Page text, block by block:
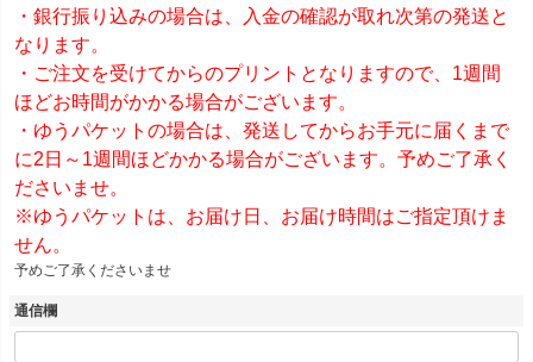
)
・銀行振り込みの場合は、入金の確認が取れ次第の発送と
なります。
・ご注文を受けてからのプリントとなりますので、1週間
ほどお時間がかかる場合がございます。
・ゆうパケットの場合は、発送してからお手元に届くまで
に2日～1週間ほどかかる場合がございます。予めご了承く
ださいませ。
※ゆうパケットは、お届け日、お届け時間はご指定頂けま
せん。
予めご了承くださいませ
通信欄